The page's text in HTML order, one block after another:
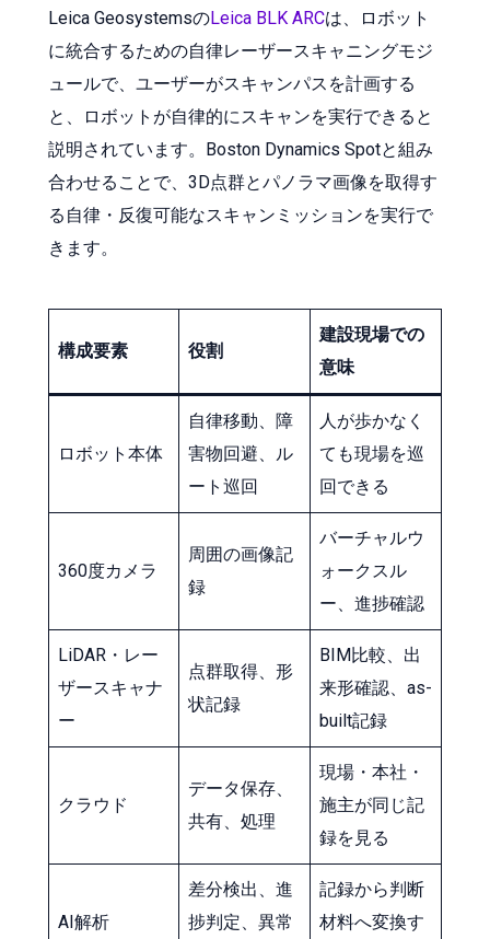
Leica GeosystemsのLeica BLK ARCは、ロボット
に統合するための自律レーザースキャニングモジ
ュールで、ユーザーがスキャンパスを計画する
と、ロボットが自律的にスキャンを実行できると
説明されています。Boston Dynamics Spotと組み
合わせることで、3D点群とパノラマ画像を取得す
る自律・反復可能なスキャンミッションを実行で
きます。
構成要素 役割
建設現場での
意味
ロボット本体
自律移動、障
害物回避、ル
ート巡回
人が歩かなく
ても現場を巡
回できる
360度カメラ
周囲の画像記
録
バーチャルウ
ォークスル
ー、進捗確認
LiDAR・レー
ザースキャナ
ー
点群取得、形
状記録
BIM比較、出
来形確認、as-
built記録
クラウド
データ保存、
共有、処理
現場・本社・
施主が同じ記
録を見る
AI解析
差分検出、進
捗判定、異常
記録から判断
材料へ変換す